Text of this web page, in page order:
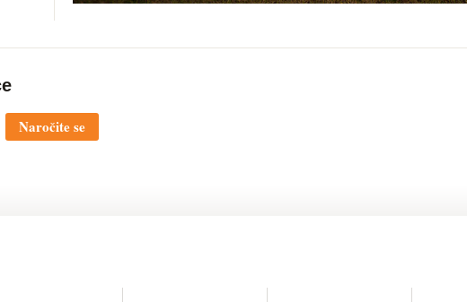
Naročite se